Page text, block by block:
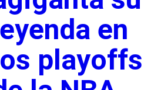
en
playoffs